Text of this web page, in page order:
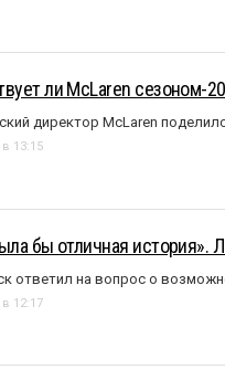
ли McLaren сезоном-
директор McLaren
13:15
бы отличная история».
ответил на вопрос о
12:17